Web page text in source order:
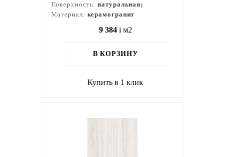
Поверхность:натуральная;
Материал: керамогранит
9 384 i м2
В КОРЗИНУ
Купить в 1 клик